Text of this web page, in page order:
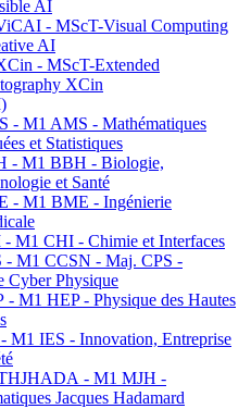
AI
- MScT-Visual Computing
AI
- MScT-Extended
XCin
- M1 AMS - Mathématiques
et Statistiques
- M1 BBH - Biologie,
et Santé
- M1 BME - Ingénierie
M1 CHI - Chimie et Interfaces
- M1 CCSN - Maj. CPS -
Cyber Physique
- M1 HEP - Physique des Hautes
M1 IES - Innovation, Entreprise
- M1 MJH -
Jacques Hadamard